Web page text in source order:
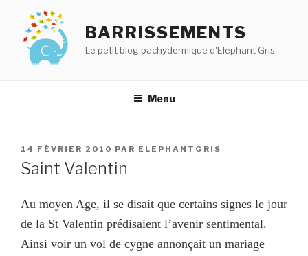
contenu
principal
BARRISSEMENTS
Le petit blog pachydermique d'Elephant Gris
Menu
PUBLIÉ
LE
14 FÉVRIER 2010 PAR ELEPHANTGRIS
Saint Valentin
Au moyen Age, il se disait que certains signes le jour
de la St Valentin prédisaient l’avenir sentimental.
Ainsi voir un vol de cygne annonçait un mariage